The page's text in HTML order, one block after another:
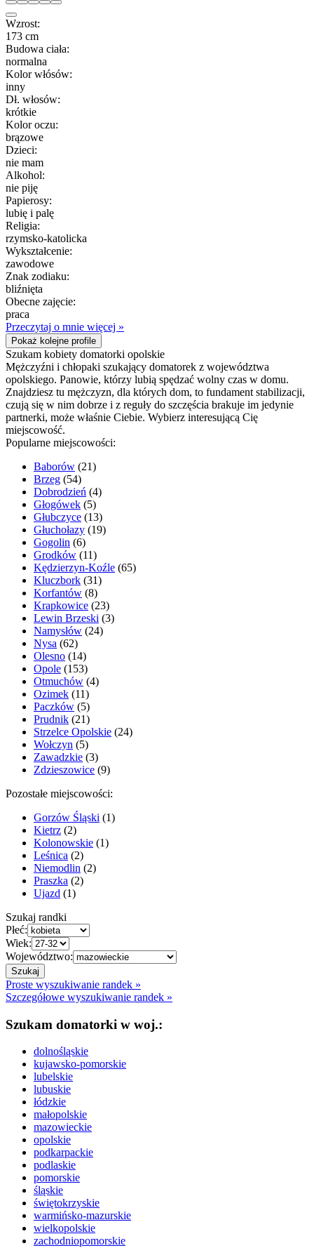
Wzrost:
173 cm
Budowa ciała:
normalna
Kolor włósów:
inny
Dł. włosów:
krótkie
Kolor oczu:
brązowe
Dzieci:
nie mam
Alkohol:
nie piję
Papierosy:
lubię i palę
Religia:
rzymsko-katolicka
Wykształcenie:
zawodowe
Znak zodiaku:
bliźnięta
Obecne zajęcie:
praca
Przeczytaj o mnie więcej »
Pokaż kolejne profile
Szukam kobiety domatorki opolskie
Mężczyźni i chłopaki szukający domatorek z województwa
opolskiego. Panowie, którzy lubią spędzać wolny czas w domu.
Znajdziesz tu mężczyzn, dla których dom, to fundament stabilizacji,
czują się w nim dobrze i z reguły do szczęścia brakuje im jedynie
partnerki, może właśnie Ciebie. Wybierz interesującą Cię
miejscowość.
Popularne miejscowości:
Baborów (21)
Brzeg (54)
Dobrodzień (4)
Głogówek (5)
Głubczyce (13)
Głuchołazy (19)
Gogolin (6)
Grodków (11)
Kędzierzyn-Koźle (65)
Kluczbork (31)
Korfantów (8)
Krapkowice (23)
Lewin Brzeski (3)
Namysłów (24)
Nysa (62)
Olesno (14)
Opole (153)
Otmuchów (4)
Ozimek (11)
Paczków (5)
Prudnik (21)
Strzelce Opolskie (24)
Wołczyn (5)
Zawadzkie (3)
Zdzieszowice (9)
Pozostałe miejscowości:
Gorzów Śląski (1)
Kietrz (2)
Kolonowskie (1)
Leśnica (2)
Niemodlin (2)
Praszka (2)
Ujazd (1)
Szukaj randki
Płeć:
Wiek:
Województwo:
Proste wyszukiwanie randek »
Szczegółowe wyszukiwanie randek »
Szukam domatorki w woj.:
dolnośląskie
kujawsko-pomorskie
lubelskie
lubuskie
łódzkie
małopolskie
mazowieckie
opolskie
podkarpackie
podlaskie
pomorskie
śląskie
świętokrzyskie
warmińsko-mazurskie
wielkopolskie
zachodniopomorskie